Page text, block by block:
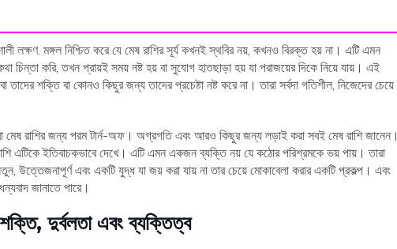
লক্ষণ. মঙ্গল নিশ্চিত করে যে মেষ রাশির সূর্য কখনই স্থবির নয়, কখনও বিরক্ত হয় না। এটি এমন
চিন্তা করি, তখন প্রায়ই সময় নষ্ট হয় বা সুযোগ হাতছাড়া হয় যা পরাজয়ের দিকে নিয়ে যায়। এই
তাদের শক্তি বা কোনও কিছুর জন্য তাদের প্রচেষ্টা নষ্ট করে না। তারা সর্বদা গতিশীল, নিজেদের চেয়ে
মেষ রাশির জন্য পরম টার্ন-অফ। অগ্রগতি এবং আরও কিছুর জন্য লড়াই করা সবই মেষ রাশি জানেন।
এটিকে ইতিবাচকভাবে দেখে। এটি এমন একজন ব্যক্তি নয় যে কঠোর পরিশ্রমকে ভয় পায়। তারা
উত্তেজনাপূর্ণ এবং একটি যুদ্ধ যা জয় করা যায় না তার চেয়ে মোকাবেলা করার একটি প্রকল্প। এবং
জানাতে পারে।
শক্তি, দুর্বলতা এবং ব্যক্তিত্ব